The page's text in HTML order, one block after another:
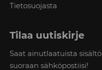
Tietosuojasta
Tilaa uutiskirje
Saat ainutlaatuista
suoraan sähköpostiisi!